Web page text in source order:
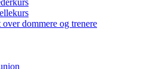
dommere og trenere